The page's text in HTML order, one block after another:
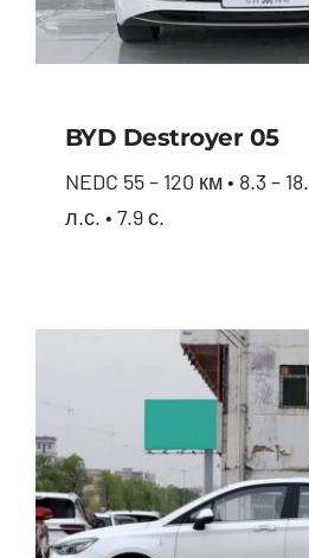
BYD Destroyer 05
NEDC 55 – 120 км • 8.3 –
л.с. • 7.9 с.